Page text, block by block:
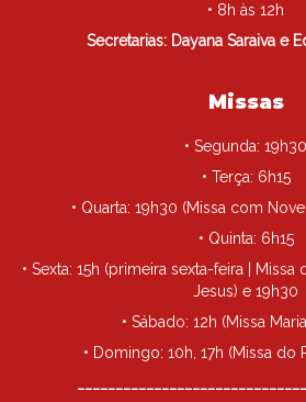
• 8h às 12h
Secretarias: Dayana Saraiva e
Missas
• Segunda: 19h30
• Terça: 6h15
• Quarta: 19h30 (Missa com
• Quinta: 6h15
• Sexta: 15h (primeira sexta-feira |
Jesus) e 19h30
• Sábado: 12h (Missa
• Domingo: 10h, 17h (Missa do